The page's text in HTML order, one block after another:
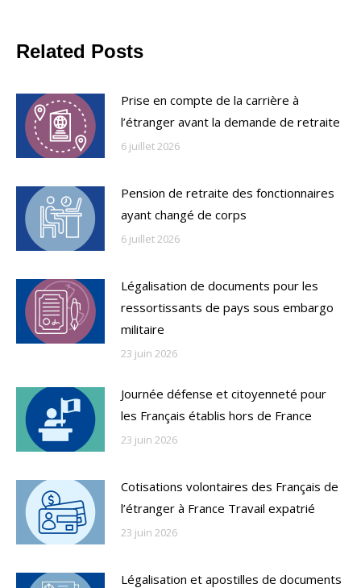
Related Posts
Prise en compte de la carrière à
l’étranger avant la demande de retraite
6 juillet 2026
Pension de retraite des fonctionnaires
ayant changé de corps
6 juillet 2026
Légalisation de documents pour les
ressortissants de pays sous embargo
militaire
23 juin 2026
Journée défense et citoyenneté pour
les Français établis hors de France
23 juin 2026
Cotisations volontaires des Français de
l’étranger à France Travail expatrié
23 juin 2026
Légalisation et apostilles de documents